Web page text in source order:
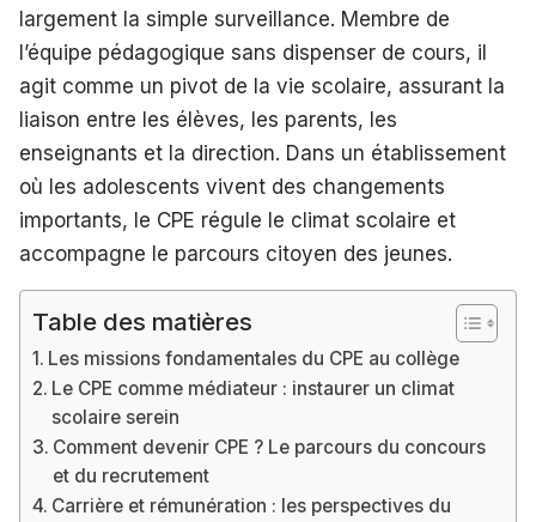
largement la simple surveillance. Membre de
l’équipe pédagogique sans dispenser de cours, il
agit comme un pivot de la vie scolaire, assurant la
liaison entre les élèves, les parents, les
enseignants et la direction. Dans un établissement
où les adolescents vivent des changements
importants, le CPE régule le climat scolaire et
accompagne le parcours citoyen des jeunes.
Table des matières
Les missions fondamentales du CPE au collège
Le CPE comme médiateur : instaurer un climat
scolaire serein
Comment devenir CPE ? Le parcours du concours
et du recrutement
Carrière et rémunération : les perspectives du